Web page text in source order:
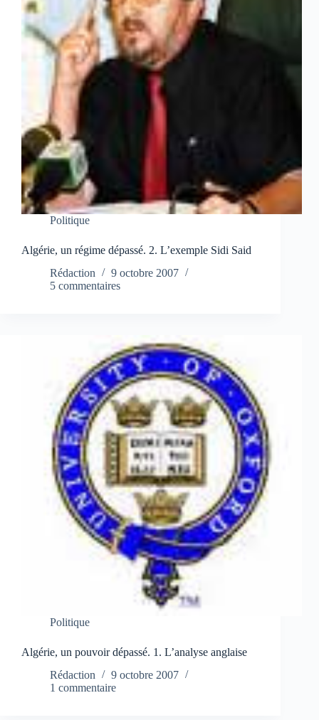
Politique
Algérie, un régime dépassé. 2. L’exemple Sidi Said
Rédaction
9 octobre 2007
5 commentaires
Politique
Algérie, un pouvoir dépassé. 1. L’analyse anglaise
Rédaction
9 octobre 2007
1 commentaire